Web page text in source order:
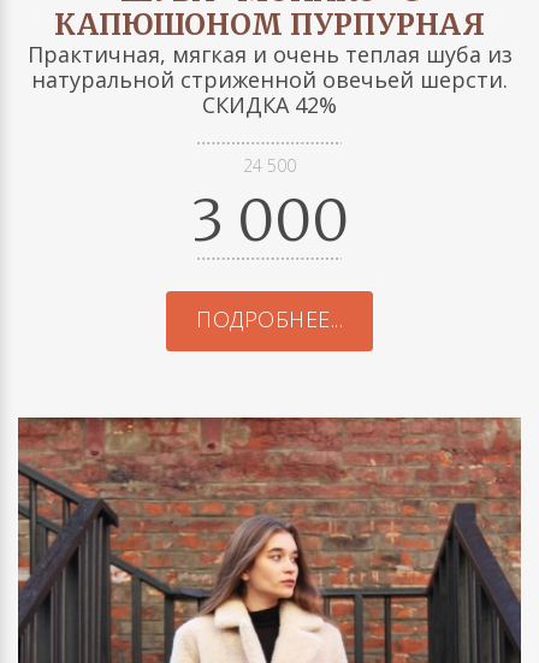
КАПЮШОНОМ ПУРПУРНАЯ
Практичная, мягкая и очень теплая шуба из
натуральной стриженной овечьей шерсти.
СКИДКА 42%
24 500
3 000
ПОДРОБНЕЕ...